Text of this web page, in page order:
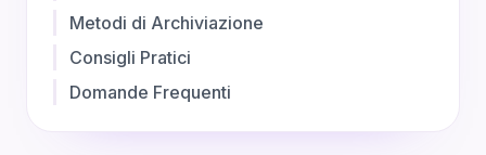
Metodi di Archiviazione
Consigli Pratici
Domande Frequenti